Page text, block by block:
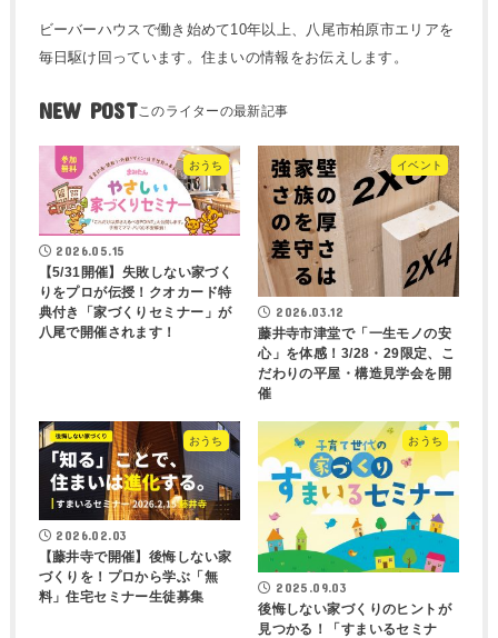
ビーバーハウスで働き始めて10年以上、八尾市柏原市エリアを
毎日駆け回っています。住まいの情報をお伝えします。
NEW POST
おうち
2026.05.15
【5/31開催】失敗しない家づく
りをプロが伝授！クオカード特
典付き「家づくりセミナー」が
八尾で開催されます！
イベント
2026.03.12
藤井寺市津堂で「一生モノの安
心」を体感！3/28・29限定、こ
だわりの平屋・構造見学会を開
催
おうち
2026.02.03
【藤井寺で開催】後悔しない家
づくりを！プロから学ぶ「無
料」住宅セミナー生徒募集
おうち
2025.09.03
後悔しない家づくりのヒントが
見つかる！「すまいるセミナ